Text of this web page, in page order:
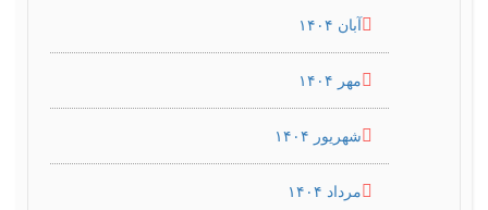
آبان ۱۴۰۴
مهر ۱۴۰۴
شهریور ۱۴۰۴
مرداد ۱۴۰۴